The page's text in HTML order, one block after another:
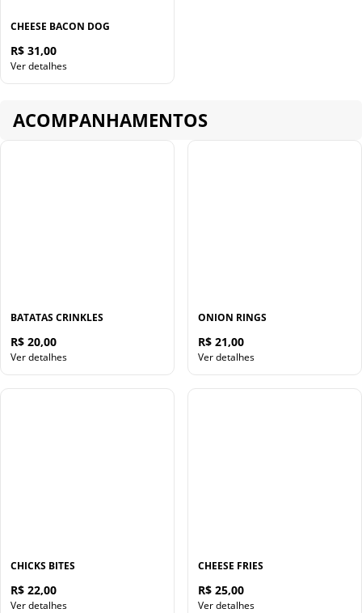
CHEESE BACON DOG
R$ 31,00
Ver detalhes
ACOMPANHAMENTOS
BATATAS CRINKLES
R$ 20,00
Ver detalhes
ONION RINGS
R$ 21,00
Ver detalhes
CHICKS BITES
R$ 22,00
Ver detalhes
CHEESE FRIES
R$ 25,00
Ver detalhes